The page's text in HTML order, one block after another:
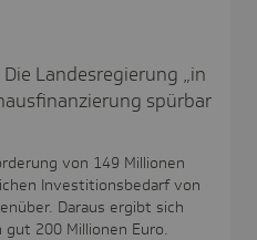
Landesregierung „in
spürbar
von 149 Millionen
Investitionsbedarf von
Daraus ergibt sich
gut 200 Millionen Euro.